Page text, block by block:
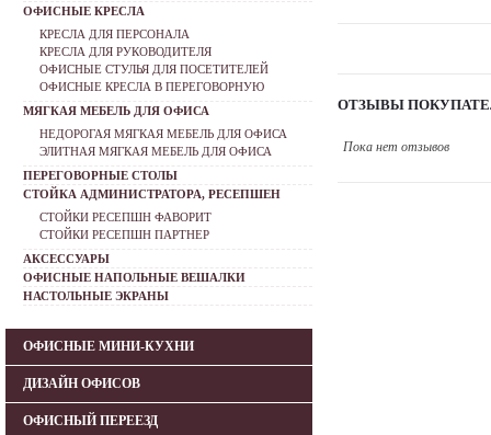
ОТЗЫВЫ
Пока нет отзывов
ОФИСНЫЕ КРЕСЛА
КРЕСЛА ДЛЯ ПЕРСОНАЛА
КРЕСЛА ДЛЯ РУКОВОДИТЕЛЯ
ОФИСНЫЕ СТУЛЬЯ ДЛЯ ПОСЕТИТЕЛЕЙ
ОФИСНЫЕ КРЕСЛА В ПЕРЕГОВОРНУЮ
МЯГКАЯ МЕБЕЛЬ ДЛЯ ОФИСА
НЕДОРОГАЯ МЯГКАЯ МЕБЕЛЬ ДЛЯ ОФИСА
ЭЛИТНАЯ МЯГКАЯ МЕБЕЛЬ ДЛЯ ОФИСА
ПЕРЕГОВОРНЫЕ СТОЛЫ
СТОЙКА АДМИНИСТРАТОРА, РЕСЕПШЕН
СТОЙКИ РЕСЕПШН ФАВОРИТ
СТОЙКИ РЕСЕПШН ПАРТНЕР
АКСЕССУАРЫ
ОФИСНЫЕ НАПОЛЬНЫЕ ВЕШАЛКИ
НАСТОЛЬНЫЕ ЭКРАНЫ
ОФИСНЫЕ МИНИ-КУХНИ
ДИЗАЙН ОФИСОВ
ОФИСНЫЙ ПЕРЕЕЗД